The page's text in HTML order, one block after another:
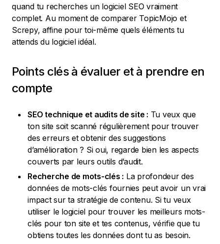
quand tu recherches un logiciel SEO vraiment
complet. Au moment de comparer TopicMojo et
Screpy, affine pour toi-même quels éléments tu
attends du logiciel idéal.
Points clés à évaluer et à prendre en
compte
SEO technique et audits de site : Tu veux que
ton site soit scanné régulièrement pour trouver
des erreurs et obtenir des suggestions
d’amélioration ? Si oui, regarde bien les aspects
couverts par leurs outils d’audit.
Recherche de mots-clés : La profondeur des
données de mots-clés fournies peut avoir un vrai
impact sur ta stratégie de contenu. Si tu veux
utiliser le logiciel pour trouver les meilleurs mots-
clés pour ton site et tes contenus, vérifie que tu
obtiens toutes les données dont tu as besoin.